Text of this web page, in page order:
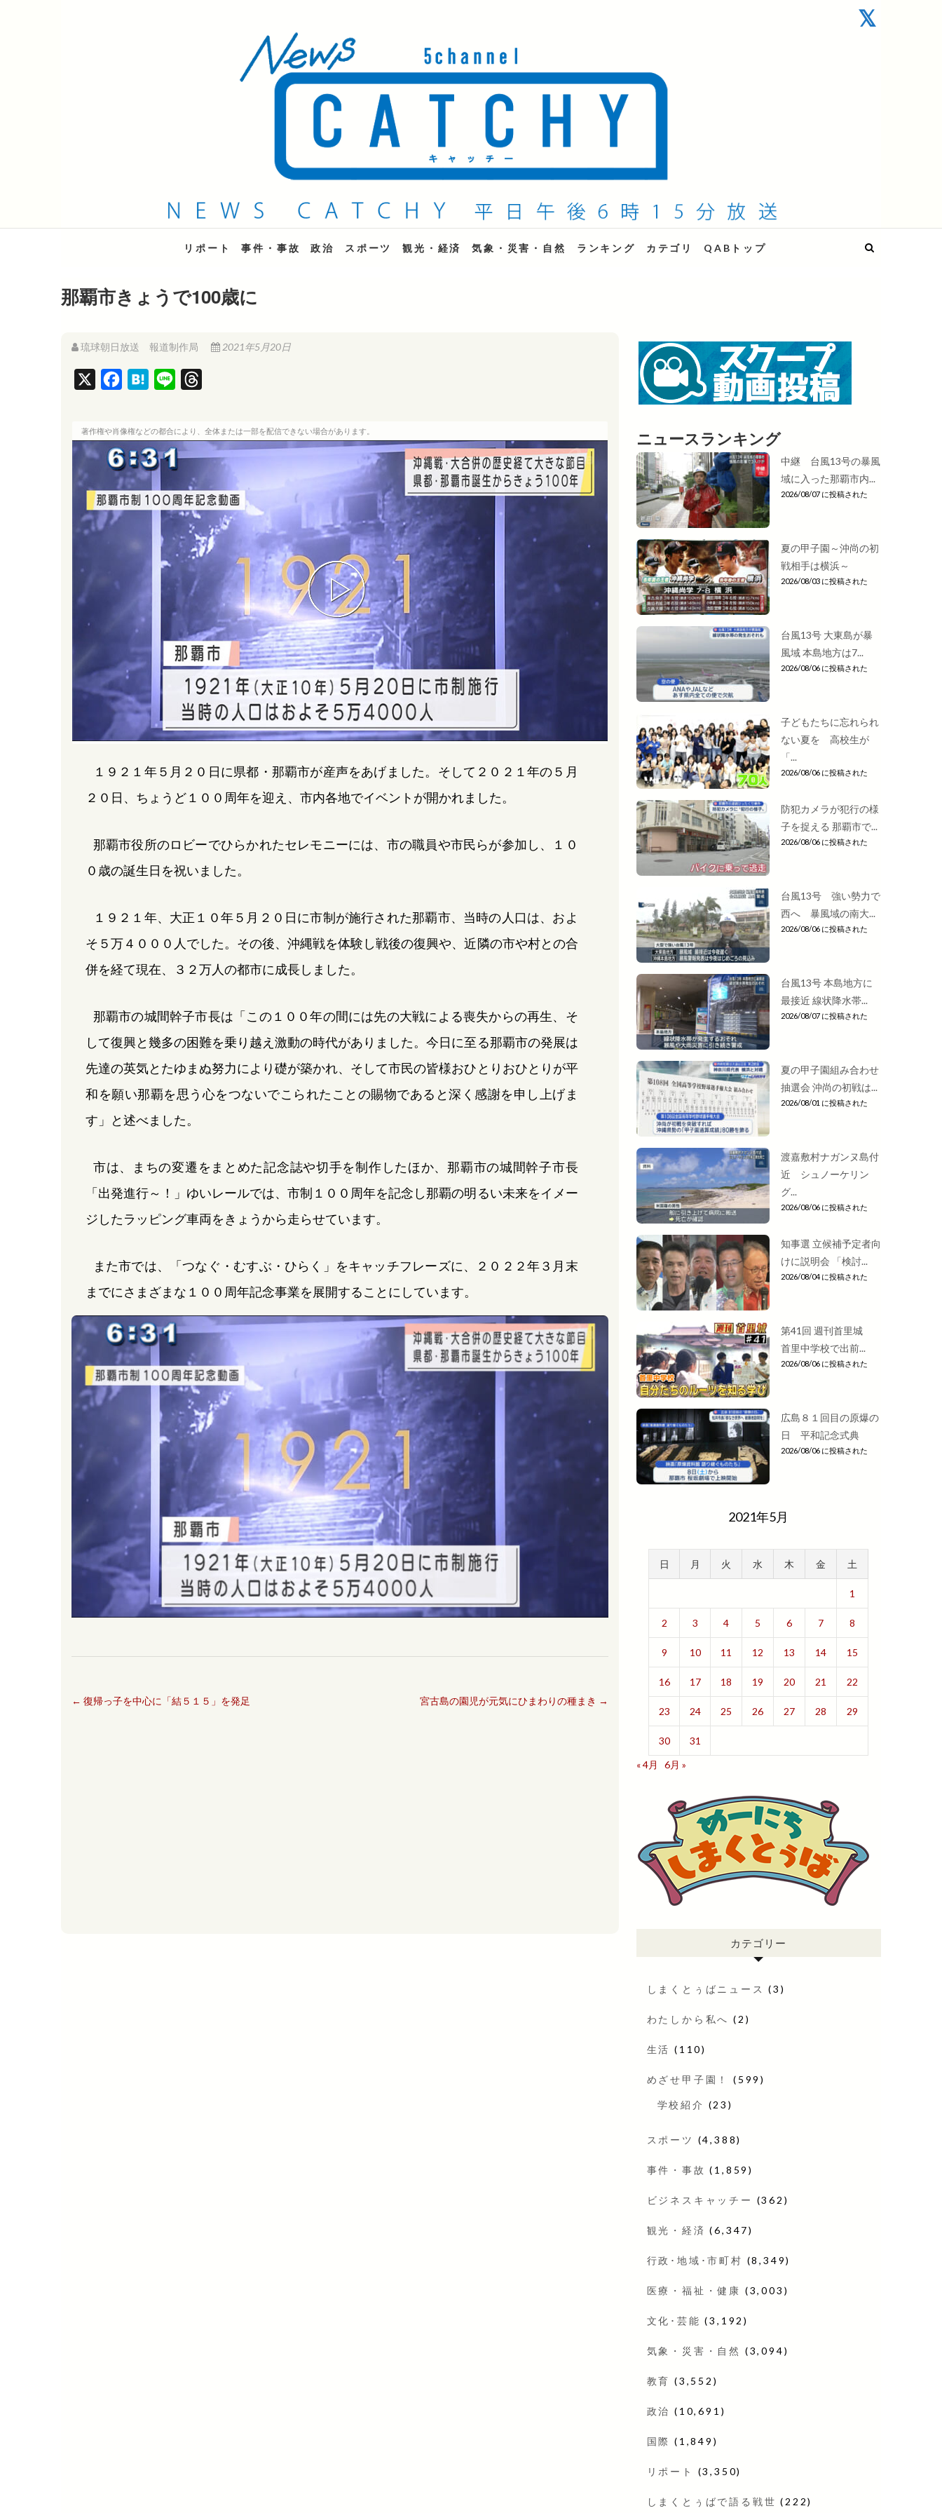
QAB NEWS Headline
キャッチー 月曜〜金曜 午後6時15分放送
リポート 事件・事故 政治 スポーツ 観光・経済 気象・災害・自然 ランキング カテゴリ QABトップ
那覇市きょうで100歳に
琉球朝日放送 報道制作局 2021年5月20日
e
b
o
o
H
e
n
e
e
s
著作権や肖像権などの都合により、全体または一部を配信できない場合があります。
１９２１年５月２０日に県都・那覇市が産声をあげました。そして２０２１年の５月
２０日、ちょうど１００周年を迎え、市内各地でイベントが開かれました。
那覇市役所のロビーでひらかれたセレモニーには、市の職員や市民らが参加し、１０
０歳の誕生日を祝いました。
１９２１年、大正１０年５月２０日に市制が施行された那覇市、当時の人口は、およ
そ５万４０００人でした。その後、沖縄戦を体験し戦後の復興や、近隣の市や村との合
併を経て現在、３２万人の都市に成長しました。
那覇市の城間幹子市長は「この１００年の間には先の大戦による喪失からの再生、そ
して復興と幾多の困難を乗り越え激動の時代がありました。今日に至る那覇市の発展は
先達の英気とたゆまぬ努力により礎が築かれ、そして市民の皆様おひとりおひとりが平
和を願い那覇を思う心をつないでこられたことの賜物であると深く感謝を申し上げま
す」と述べました。
市は、まちの変遷をまとめた記念誌や切手を制作したほか、那覇市の城間幹子市長
「出発進行～！」ゆいレールでは、市制１００周年を記念し那覇の明るい未来をイメー
ジしたラッピング車両をきょうから走らせています。
また市では、「つなぐ・むすぶ・ひらく」をキャッチフレーズに、２０２２年３月末
までにさまざまな１００周年記念事業を展開することにしています。
← 復帰っ子を中心に「結５１５」を発足 宮古島の園児が元気にひまわりの種まき →
ニュースランキング
中継 台風13号の暴風
域に入った那覇市内...
2026/08/07 に投稿された
夏の甲子園～沖尚の初
戦相手は横浜～
2026/08/03 に投稿された
台風13号 大東島が暴
風域 本島地方は7...
2026/08/06 に投稿された
子どもたちに忘れられ
ない夏を 高校生が
「...
2026/08/06 に投稿された
防犯カメラが犯行の様
子を捉える 那覇市で...
2026/08/06 に投稿された
台風13号 強い勢力で
西へ 暴風域の南大...
2026/08/06 に投稿された
台風13号 本島地方に
最接近 線状降水帯...
2026/08/07 に投稿された
夏の甲子園組み合わせ
抽選会 沖尚の初戦は...
2026/08/01 に投稿された
渡嘉敷村ナガンヌ島付
近 シュノーケリン
グ...
2026/08/06 に投稿された
知事選 立候補予定者向
けに説明会 「検討...
2026/08/04 に投稿された
第41回 週刊首里城
首里中学校で出前...
2026/08/06 に投稿された
広島８１回目の原爆の
日 平和記念式典
2026/08/06 に投稿された
2021年5月
日 月 火 水 木 金 土
1
2 3 4 5 6 7 8
9 10 11 12 13 14 15
16 17 18 19 20 21 22
23 24 25 26 27 28 29
30
31
« 4月
6月 »
カテゴリー
しまくとぅばニュース (3)
わたしから私へ (2)
生活 (110)
めざせ甲子園！ (599)
学校紹介 (23)
スポーツ (4,388)
事件・事故 (1,859)
ビジネスキャッチー (362)
観光・経済 (6,347)
行政･地域･市町村 (8,349)
医療・福祉・健康 (3,003)
文化･芸能 (3,192)
気象・災害・自然 (3,094)
教育 (3,552)
政治 (10,691)
国際 (1,849)
リポート (3,350)
しまくとぅばで語る戦世 (222)